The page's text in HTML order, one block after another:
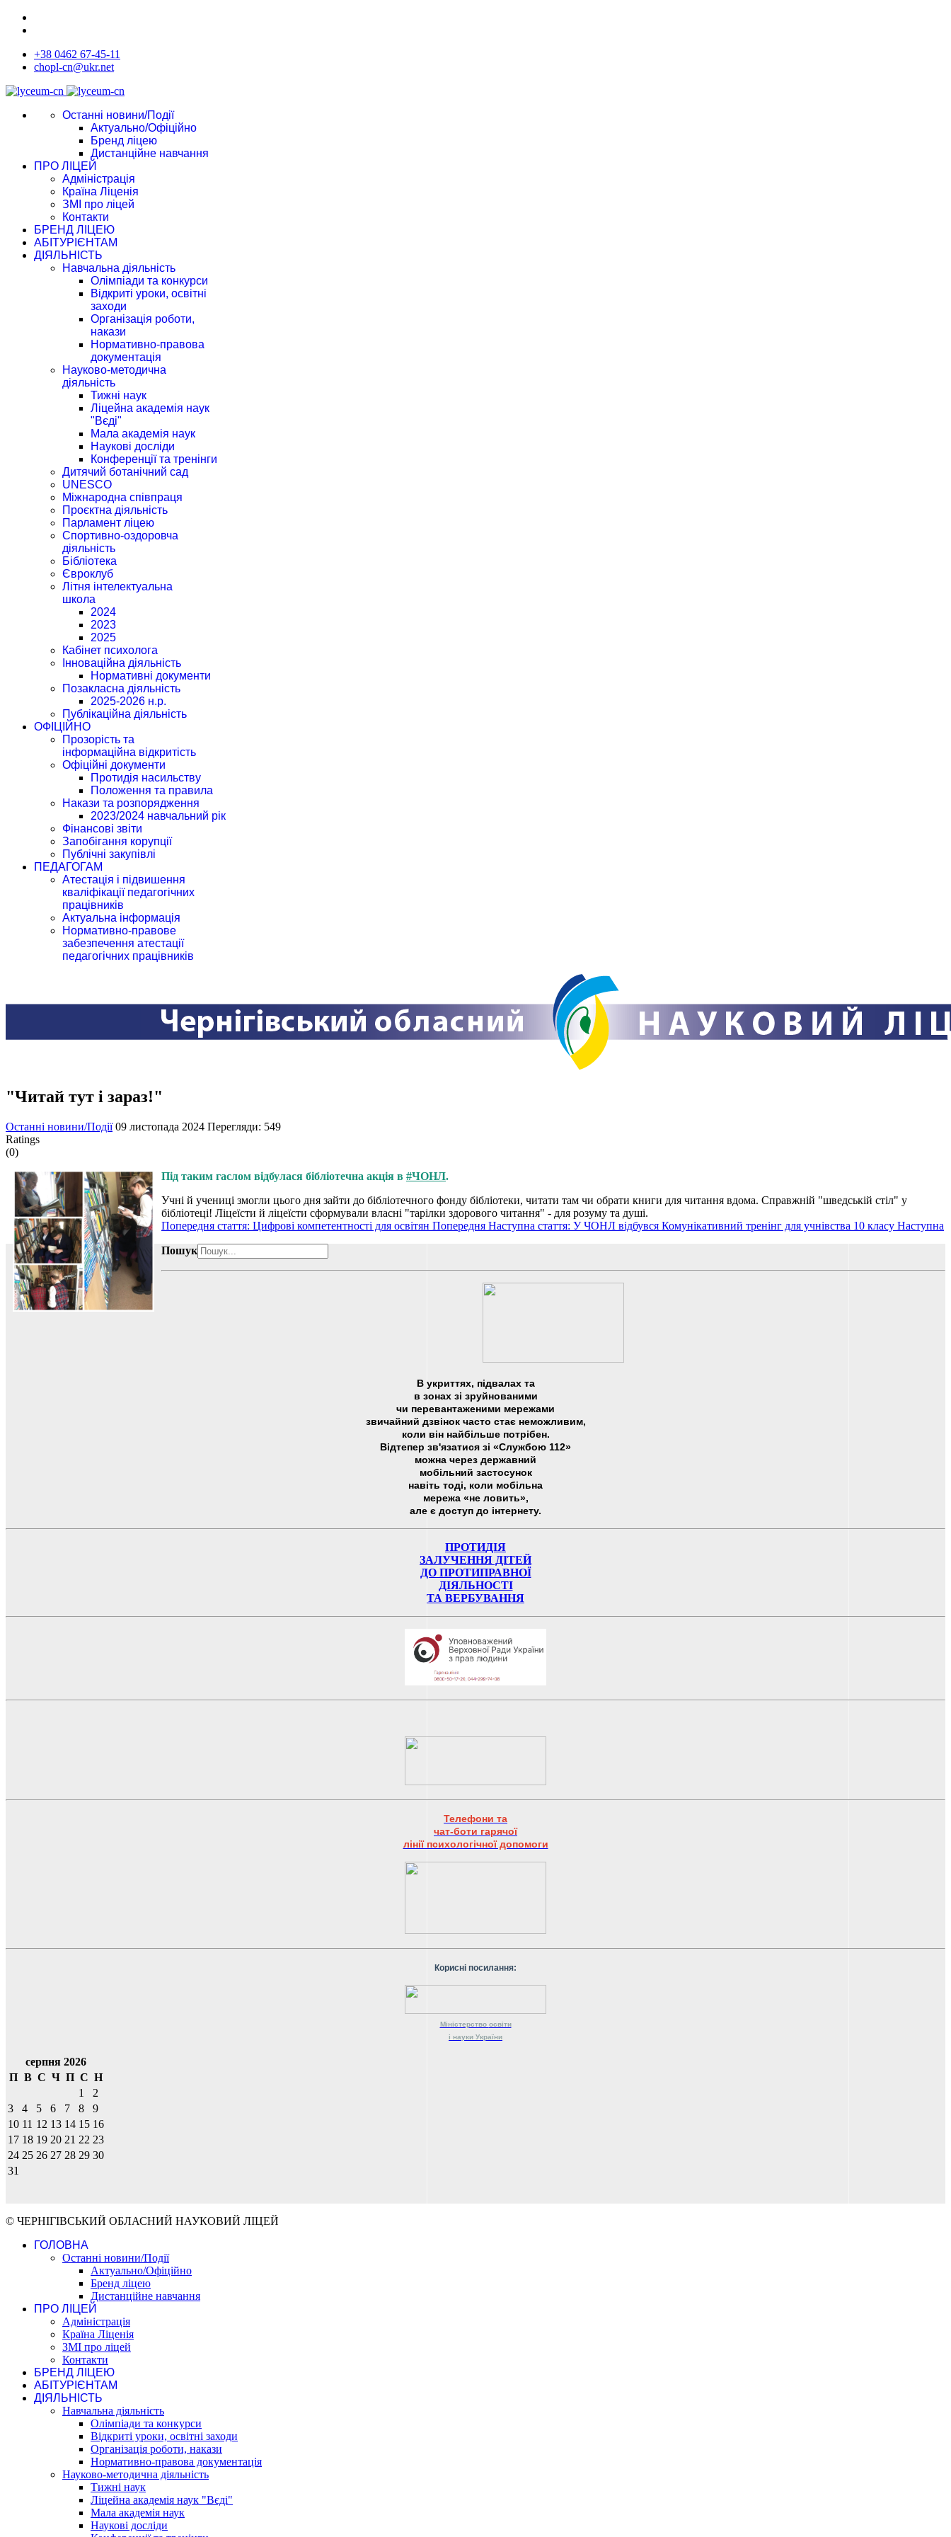
+38 0462 67-45-11
chopl-cn@ukr.net
Останні новини/Події
Актуально/Офіційно
Бренд ліцею
Дистанційне навчання
ПРО ЛІЦЕЙ
Адміністрація
Країна Ліценія
ЗМІ про ліцей
Контакти
БРЕНД ЛІЦЕЮ
АБІТУРІЄНТАМ
ДІЯЛЬНІСТЬ
Навчальна діяльність
Олімпіади та конкурси
Відкриті уроки, освітні
заходи
Організація роботи,
накази
Нормативно-правова
документація
Науково-методична
діяльність
Тижні наук
Ліцейна академія наук
"Вєді"
Мала академія наук
Наукові досліди
Конференції та тренінги
Дитячий ботанічний сад
UNESCO
Міжнародна співпраця
Проєктна діяльність
Парламент ліцею
Спортивно-оздоровча
діяльність
Бібліотека
Євроклуб
Літня інтелектуальна
школа
2024
2023
2025
Кабінет психолога
Інноваційна діяльність
Нормативні документи
Позакласна діяльність
2025-2026 н.р.
Публікаційна діяльність
ОФІЦІЙНО
Прозорість та
інформаційна відкритість
Офіційні документи
Протидія насильству
Положення та правила
Накази та розпорядження
2023/2024 навчальний рік
Фінансові звіти
Запобігання корупції
Публічні закупівлі
ПЕДАГОГАМ
Атестація і підвишення
кваліфікації педагогічних
працівників
Актуальна інформація
Нормативно-правове
забезпечення атестації
педагогічних працівників
"Читай тут і зараз!"
Останні новини/Події 09 листопада 2024 Перегляди: 549
Ratings
(0)
Під таким гаслом відбулася бібліотечна акція в #ЧОНЛ.
Учні й учениці змогли цього дня зайти до бібліотечного фонду бібліотеки, читати там чи обрати книги для читання вдома. Справжній "шведській стіл" у
бібліотеці! Ліцеїсти й ліцеїсти сформували власні "тарілки здорового читання" - для розуму та душі.
Попередня стаття: Цифрові компетентності для освітян Попередня Наступна стаття: У ЧОНЛ відбувся Комунікативний тренінг для учнівства 10 класу Наступна
Пошук
В укриттях, підвалах та
в зонах зі зруйнованими
чи перевантаженими мережами
звичайний дзвінок часто стає неможливим,
коли він найбільше потрібен.
Відтепер зв'язатися зі «Службою 112»
можна через державний
мобільний застосунок
навіть тоді, коли мобільна
мережа «не ловить»,
але є доступ до інтернету.
ПРОТИДІЯ
ЗАЛУЧЕННЯ ДІТЕЙ
ДО ПРОТИПРАВНОЇ
ДІЯЛЬНОСТІ
ТА ВЕРБУВАННЯ
Телефони та
чат-боти гарячої
лінії психологічної допомоги
Корисні посилання:
Міністерство освіти
і науки України
серпня 2026
П В С Ч П С Н
1
2
3
4 5 6 7 8
9
10 11 12 13 14 15 16
17 18 19 20 21 22 23
24 25 26 27 28 29 30
31
© ЧЕРНІГІВСЬКИЙ ОБЛАСНИЙ НАУКОВИЙ ЛІЦЕЙ
ГОЛОВНА
Останні новини/Події
Актуально/Офіційно
Бренд ліцею
Дистанційне навчання
ПРО ЛІЦЕЙ
Адміністрація
Країна Ліценія
ЗМІ про ліцей
Контакти
БРЕНД ЛІЦЕЮ
АБІТУРІЄНТАМ
ДІЯЛЬНІСТЬ
Навчальна діяльність
Олімпіади та конкурси
Відкриті уроки, освітні заходи
Організація роботи, накази
Нормативно-правова документація
Науково-методична діяльність
Тижні наук
Ліцейна академія наук "Вєді"
Мала академія наук
Наукові досліди